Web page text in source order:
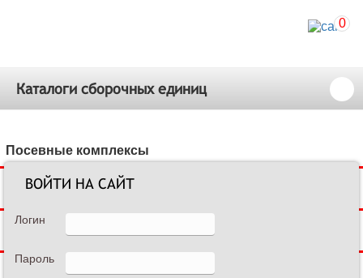
0
Каталоги сборочных единиц
Посевные комплексы
Сеялки зерновые
Сеялки пропашные
ВОЙТИ НА САЙТ
Логин
Пароль